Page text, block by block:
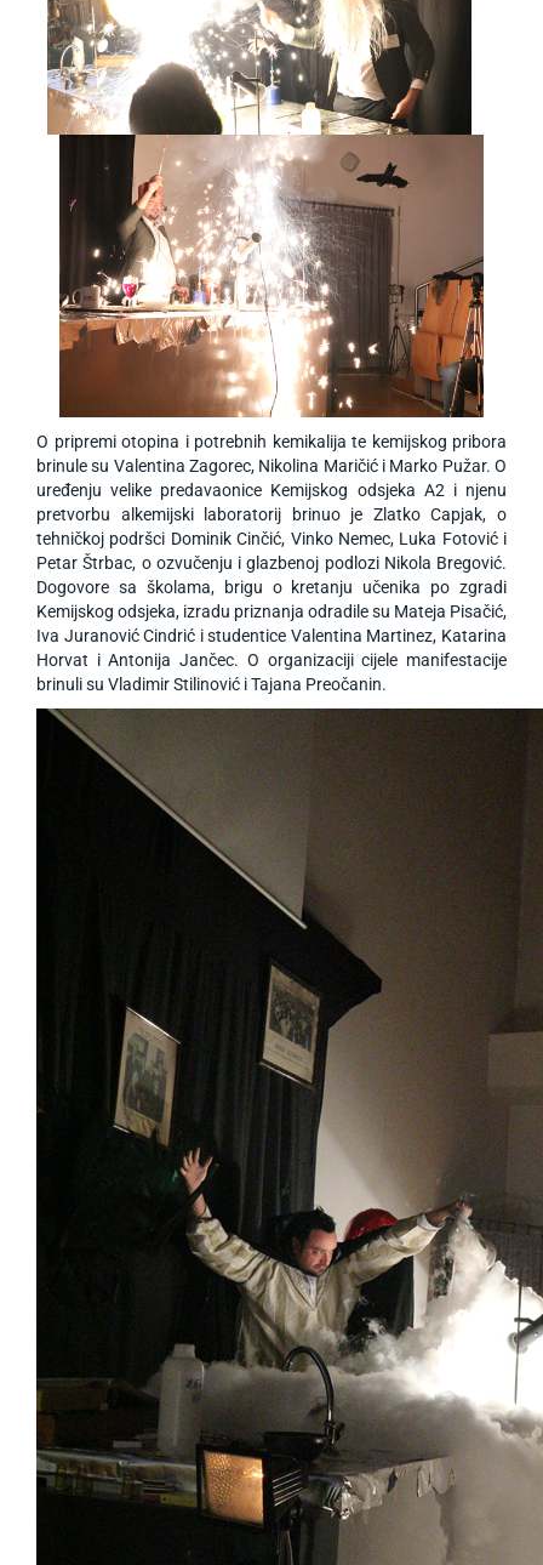
O pripremi otopina i potrebnih kemikalija te kemijskog pribora
brinule su Valentina Zagorec, Nikolina Maričić i Marko Pužar. O
uređenju velike predavaonice Kemijskog odsjeka A2 i njenu
pretvorbu alkemijski laboratorij brinuo je Zlatko Capjak, o
tehničkoj podršci Dominik Cinčić, Vinko Nemec, Luka Fotović i
Petar Štrbac, o ozvučenju i glazbenoj podlozi Nikola Bregović.
Dogovore sa školama, brigu o kretanju učenika po zgradi
Kemijskog odsjeka, izradu priznanja odradile su Mateja Pisačić,
Iva Juranović Cindrić i studentice Valentina Martinez, Katarina
Horvat i Antonija Jančec. O organizaciji cijele manifestacije
brinuli su Vladimir Stilinović i Tajana Preočanin.